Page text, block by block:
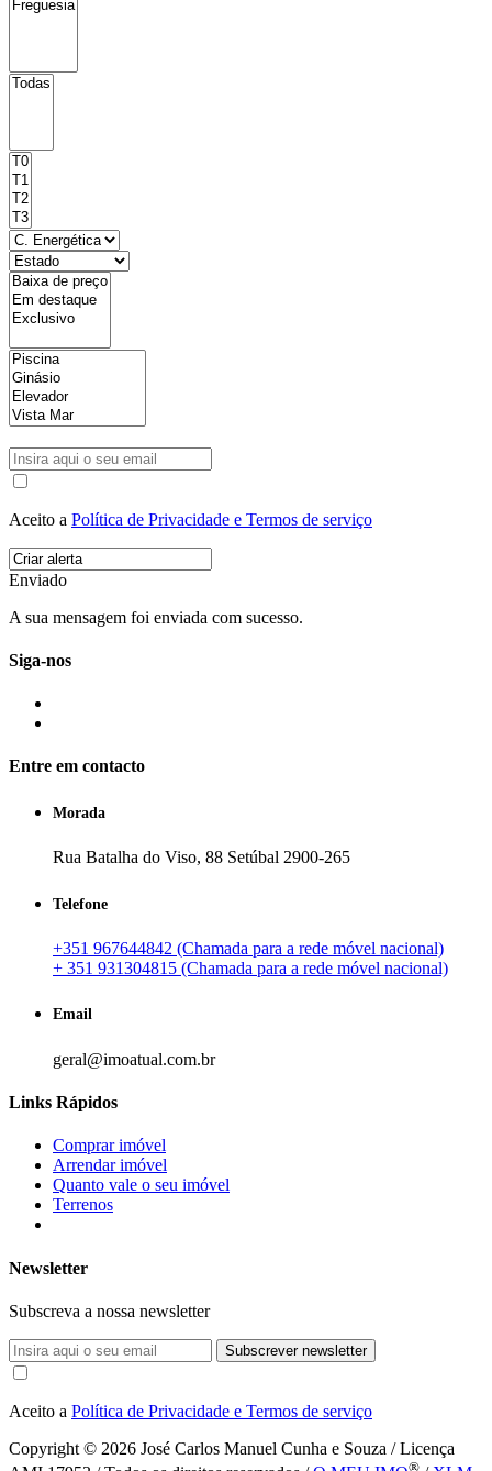
Aceito a Política de Privacidade e Termos de serviço
Enviado
A sua mensagem foi enviada com sucesso.
Siga-nos
Entre em contacto
Morada
Rua Batalha do Viso, 88 Setúbal 2900-265
Telefone
+351 967644842 (Chamada para a rede móvel nacional)
+ 351 931304815 (Chamada para a rede móvel nacional)
Email
geral@imoatual.com.br
Links Rápidos
Comprar imóvel
Arrendar imóvel
Quanto vale o seu imóvel
Terrenos
Newsletter
Subscreva a nossa newsletter
Subscrever newsletter
Aceito a Política de Privacidade e Termos de serviço
Copyright © 2026 José Carlos Manuel Cunha e Souza / Licença
®